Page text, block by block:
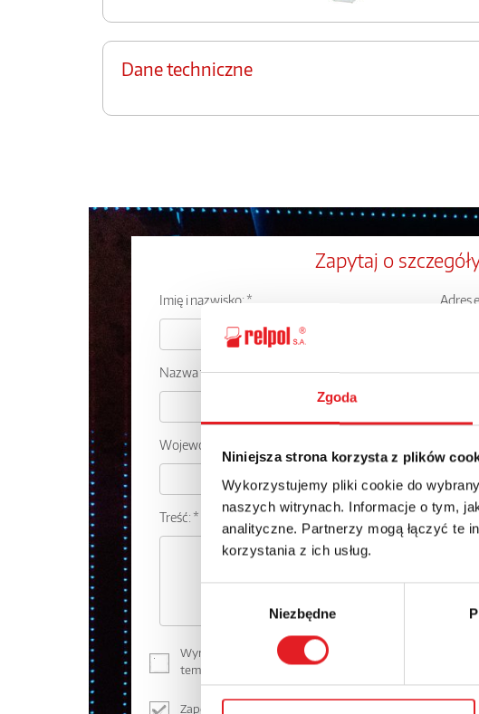
Zgoda
Niniejsza strona korzysta z plików
Wykorzystujemy pliki cookie do
naszych witrynach. Informacje o tym,
analityczne. Partnerzy mogą łączyć te
korzystania z ich usług.
Niezbędne
Dane techniczne
Zapytaj o
Imię i nazwisko: * Adres
Nazwa firmy:
Województwo:
Treść: *
Wyrażam zgodę na przetwarzanie moich danych
temat przetwarzania danych osobowych w
Polityce
Zapoznałem z treścią